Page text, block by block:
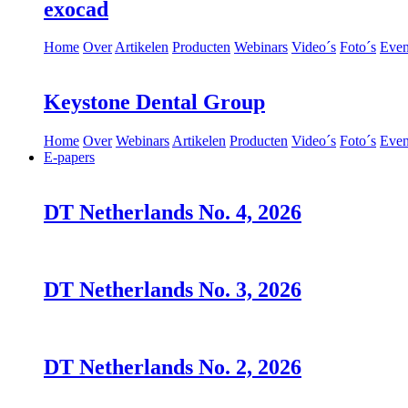
exocad
Home OverArtikelen Producten Webinars Video´s Foto´s
Keystone Dental Group
Home Over Webinars Artikelen Producten Video´s Foto´s
E-papers
DT Netherlands No. 4, 2026
DT Netherlands No. 3, 2026
DT Netherlands No. 2, 2026